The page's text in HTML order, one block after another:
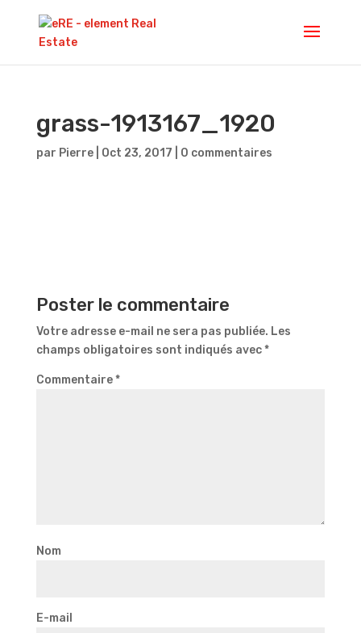
grass-1913167_1920
par Pierre| Oct 23, 2017 0 commentaires
Poster le commentaire
Votre adresse e-mail ne sera pas publiée. Les
champs obligatoires sont indiqués avec*
Commentaire*
Nom
E-mail